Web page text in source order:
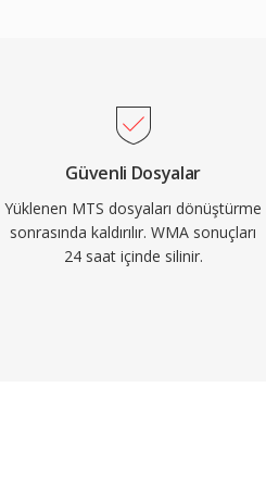
Güvenli Dosyalar
Yüklenen MTS dosyaları dönüştürme
sonrasında kaldırılır. WMA sonuçları
24 saat içinde silinir.